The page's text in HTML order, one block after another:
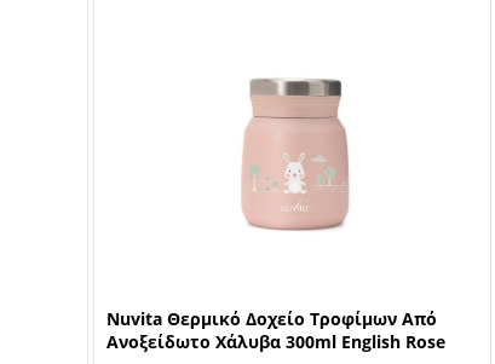
Nuvita Θερμικό Δοχείο Τροφίμων Από
Ανοξείδωτο Χάλυβα 300ml English Rose